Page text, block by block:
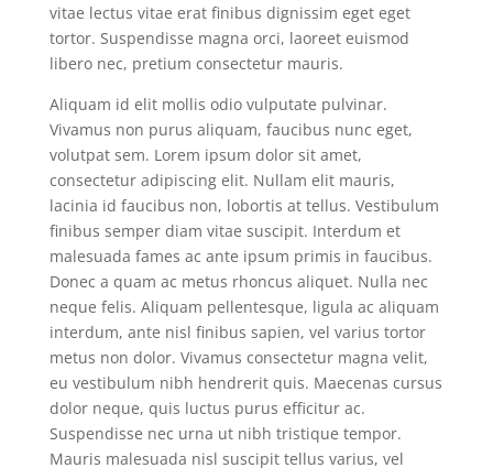
vitae lectus vitae erat finibus dignissim eget eget
tortor. Suspendisse magna orci, laoreet euismod
libero nec, pretium consectetur mauris.
Aliquam id elit mollis odio vulputate pulvinar.
Vivamus non purus aliquam, faucibus nunc eget,
volutpat sem. Lorem ipsum dolor sit amet,
consectetur adipiscing elit. Nullam elit mauris,
lacinia id faucibus non, lobortis at tellus. Vestibulum
finibus semper diam vitae suscipit. Interdum et
malesuada fames ac ante ipsum primis in faucibus.
Donec a quam ac metus rhoncus aliquet. Nulla nec
neque felis. Aliquam pellentesque, ligula ac aliquam
interdum, ante nisl finibus sapien, vel varius tortor
metus non dolor. Vivamus consectetur magna velit,
eu vestibulum nibh hendrerit quis. Maecenas cursus
dolor neque, quis luctus purus efficitur ac.
Suspendisse nec urna ut nibh tristique tempor.
Mauris malesuada nisl suscipit tellus varius, vel